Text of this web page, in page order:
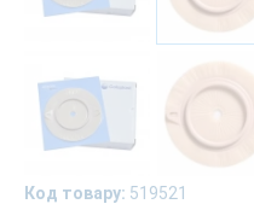
Код товару: 519521